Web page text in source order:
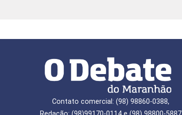
Contato comercial: (98) 98860-0388,